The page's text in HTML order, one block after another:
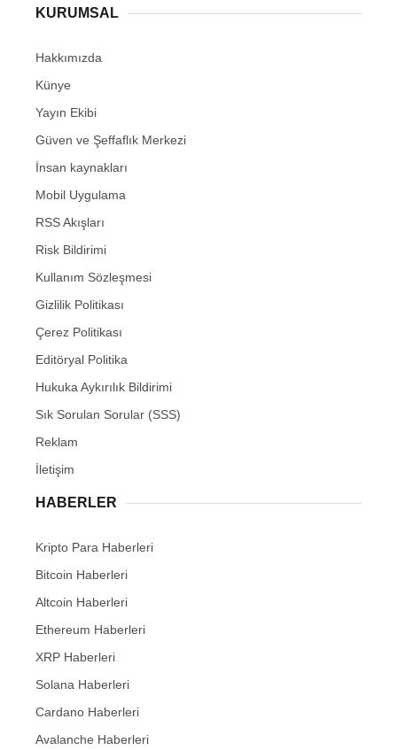
KURUMSAL
Hakkımızda
Künye
Yayın Ekibi
Güven ve Şeffaflık Merkezi
İnsan kaynakları
Mobil Uygulama
RSS Akışları
Risk Bildirimi
Kullanım Sözleşmesi
Gizlilik Politikası
Çerez Politikası
Editöryal Politika
Hukuka Aykırılık Bildirimi
Sık Sorulan Sorular (SSS)
Reklam
İletişim
HABERLER
Kripto Para Haberleri
Bitcoin Haberleri
Altcoin Haberleri
Ethereum Haberleri
XRP Haberleri
Solana Haberleri
Cardano Haberleri
Avalanche Haberleri